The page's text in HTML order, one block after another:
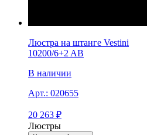
Люстра на штанге Vestini
10200/6+2 AB
В наличии
Арт.: 020655
20 263 ₽
Люстры